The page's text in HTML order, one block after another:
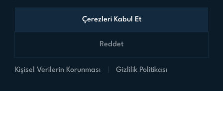
Çerezleri Kabul Et
Reddet
Kişisel Verilerin Korunması Gizlilik Politikası